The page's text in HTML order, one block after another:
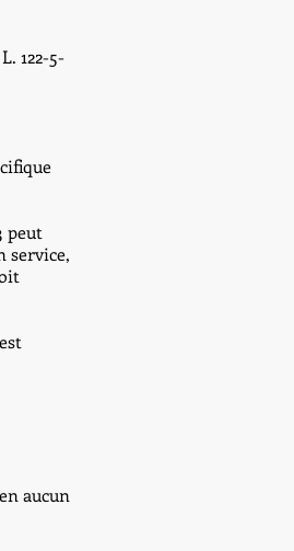
122-5-
peut
service,
aucun